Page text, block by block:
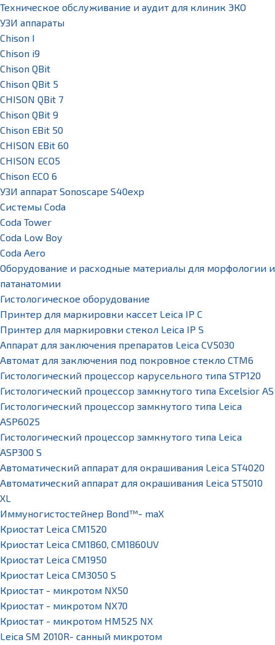
Техническое обслуживание и аудит для клиник ЭКО
УЗИ аппараты
Chison I
Chison i9
Chison QBit
Chison QBit 5
CHISON QBit 7
Chison QBit 9
Chison EBit 50
CHISON EBit 60
CHISON ECO5
Chison ECO 6
УЗИ аппарат Sonoscape S40exp
Системы Coda
Coda Tower
Coda Low Boy
Coda Aero
Оборудование и расходные материалы для морфологии и
патанатомии
Гистологическое оборудование
Принтер для маркировки кассет Leica IP C
Принтер для маркировки стекол Leica IP S
Аппарат для заключения препаратов Leica CV5030
Автомат для заключения под покровное стекло CTM6
Гистологический процессор карусельного типа STP120
Гистологический процессор замкнутого типа Excelsior AS
Гистологический процессор замкнутого типа Leica
ASP6025
Гистологический процессор замкнутого типа Leica
ASP300 S
Автоматический аппарат для окрашивания Leica ST4020
Автоматический аппарат для окрашивания Leica ST5010
XL
Иммуногистостейнер Bond™- maX
Криостат Leica CM1520
Криостат Leica CM1860, CM1860UV
Криостат Leica CM1950
Криостат Leica CM3050 S
Криостат - микротом NX50
Криостат - микротом NX70
Криостат - микротом HM525 NX
Leica SM 2010R- санный микротом